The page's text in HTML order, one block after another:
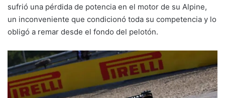
sufrió una pérdida de potencia en el motor de su Alpine,
un inconveniente que condicionó toda su competencia y lo
obligó a remar desde el fondo del pelotón.